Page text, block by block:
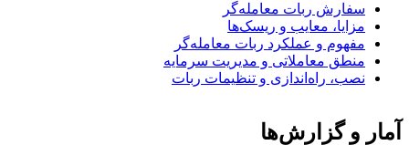
سفارش ربات معامله‌گر
مزایا، معایب و ریسک‌ها
مفهوم و عملکرد ربات معامله‌گر
منطق معاملاتی و مدیریت سرمایه
نصب، راه‌اندازی و تنظیمات ربات
آمار و گزارش‌ها